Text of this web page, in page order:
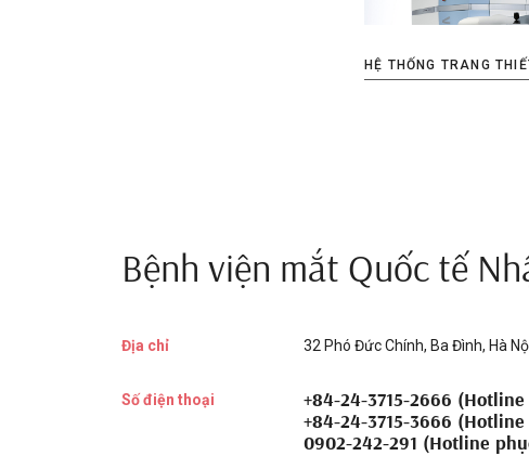
HỆ THỐNG TRANG
Bệnh viện mắt Quốc tế
Địa chỉ 32 Phó Đức Chính, Ba Đình, Hà
Số điện thoại
+84-24-3715-2666
+84-24-3715-3666
0902-242-291 (Hotline